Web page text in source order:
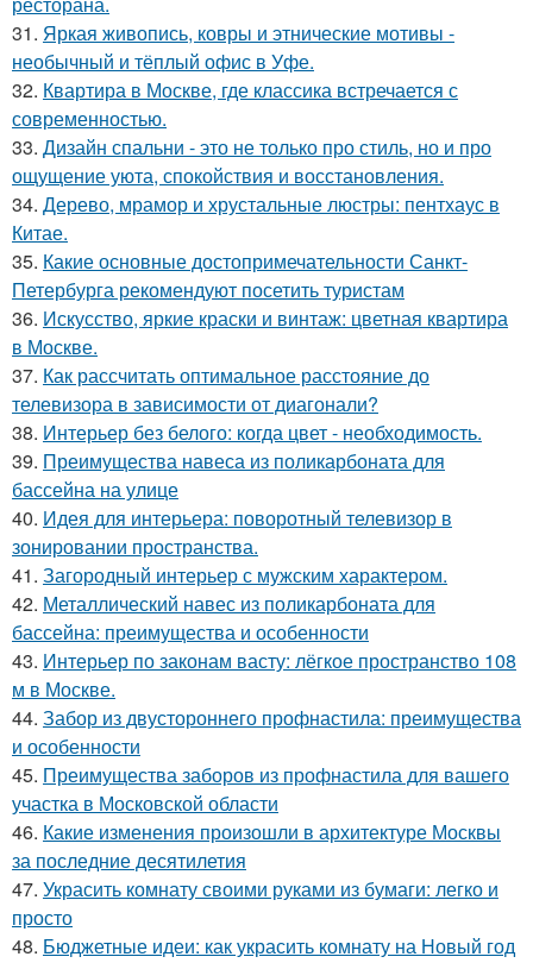
31. Яркая живопись, ковры и этнические мотивы -
необычный и тёплый офис в Уфе.
32. Квартира в Москве, где классика встречается с
современностью.
33. Дизайн спальни - это не только про стиль, но и про
ощущение уюта, спокойствия и восстановления.
34. Дерево, мрамор и хрустальные люстры: пентхаус в
Китае.
35. Какие основные достопримечательности Санкт-
Петербурга рекомендуют посетить туристам
36. Искусство, яркие краски и винтаж: цветная квартира
в Москве.
37. Как рассчитать оптимальное расстояние до
телевизора в зависимости от диагонали?
38. Интерьер без белого: когда цвет - необходимость.
39. Преимущества навеса из поликарбоната для
бассейна на улице
40. Идея для интерьера: поворотный телевизор в
зонировании пространства.
41. Загородный интерьер с мужским характером.
42. Металлический навес из поликарбоната для
бассейна: преимущества и особенности
43. Интерьер по законам васту: лёгкое пространство 108
м в Москве.
44. Забор из двустороннего профнастила: преимущества
и особенности
45. Преимущества заборов из профнастила для вашего
участка в Московской области
46. Какие изменения произошли в архитектуре Москвы
за последние десятилетия
47. Украсить комнату своими руками из бумаги: легко и
просто
48. Бюджетные идеи: как украсить комнату на Новый год